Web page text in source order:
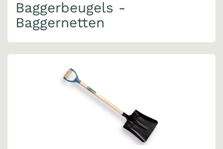
Baggerbeugels -
Baggernetten